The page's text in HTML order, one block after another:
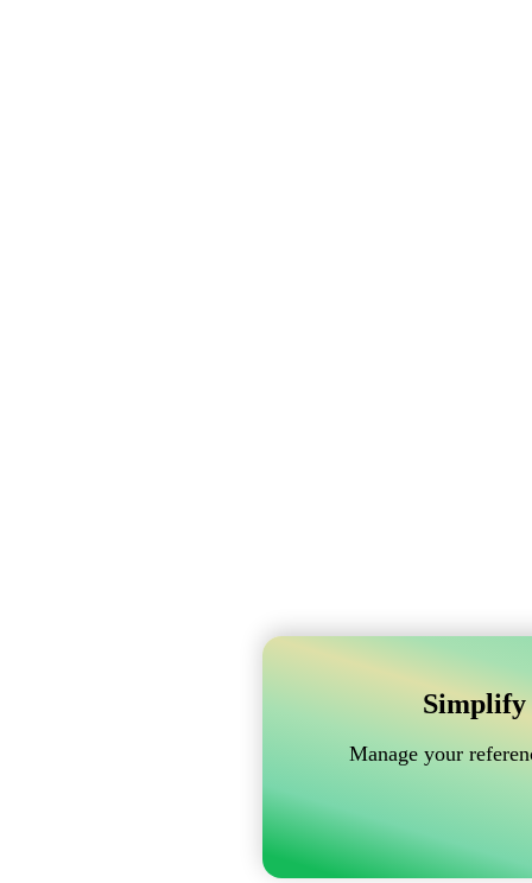
Simplify
Manage your